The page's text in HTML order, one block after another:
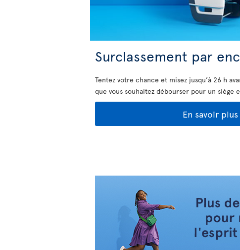
Surclassement par
Tentez votre chance et misez jusqu’à 26 h
que vous souhaitez débourser pour un siège
En savoir plus